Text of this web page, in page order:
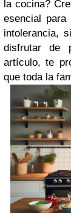
la cocina?
esencial
intolerancia,
disfrutar de
artículo, te
que toda la